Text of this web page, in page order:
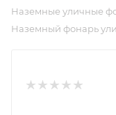
Наземные уличные
Наземный фонарь